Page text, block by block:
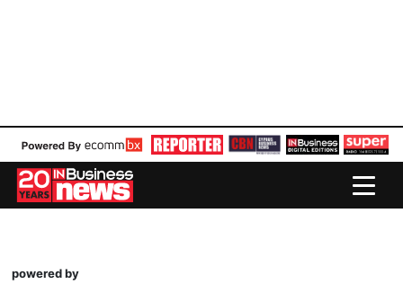
powered by